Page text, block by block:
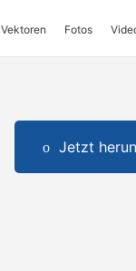
Vektoren Fotos
Jetzt